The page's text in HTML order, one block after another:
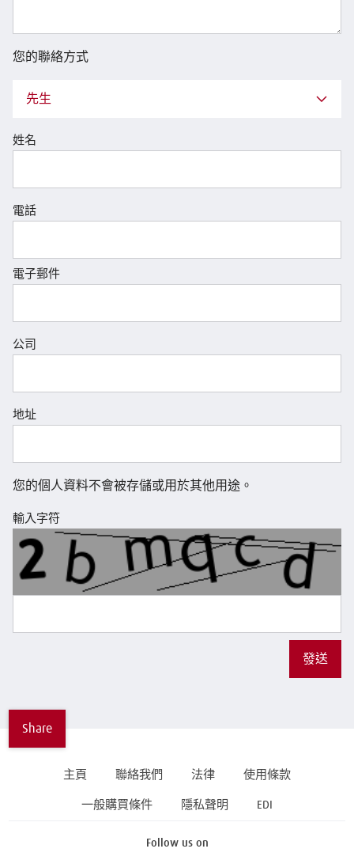
您的聯絡方式
先生
姓名
電話
電子郵件
公司
地址
您的個人資料不會被存儲或用於其他用途。
輸入字符
發送
Share
主頁 聯絡我們 法律 使用條款
一般購買條件 隱私聲明 EDI
Follow us on